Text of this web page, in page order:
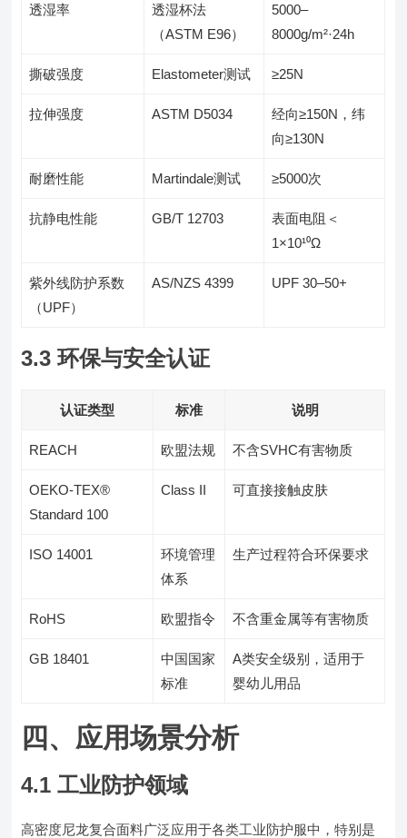
透湿率
透湿杯法
（ASTM E96）
5000–
8000g/m²·24h
撕破强度 Elastometer测试 ≥25N
拉伸强度 ASTM D5034
经向≥150N，纬
向≥130N
耐磨性能 Martindale测试 ≥5000次
抗静电性能 GB/T 12703
表面电阻＜
1×10¹⁰Ω
紫外线防护系数
（UPF）
AS/NZS 4399 UPF 30–50+
3.3 环保与安全认证
认证类型 标准 说明
REACH 欧盟法规 不含SVHC有害物质
OEKO-TEX®
Standard 100
Class II 可直接接触皮肤
ISO 14001
环境管理
体系
生产过程符合环保要求
RoHS 欧盟指令 不含重金属等有害物质
GB 18401
中国国家
标准
A类安全级别，适用于
婴幼儿用品
四、应用场景分析
4.1 工业防护领域
高密度尼龙复合面料广泛应用于各类工业防护服中，特别是